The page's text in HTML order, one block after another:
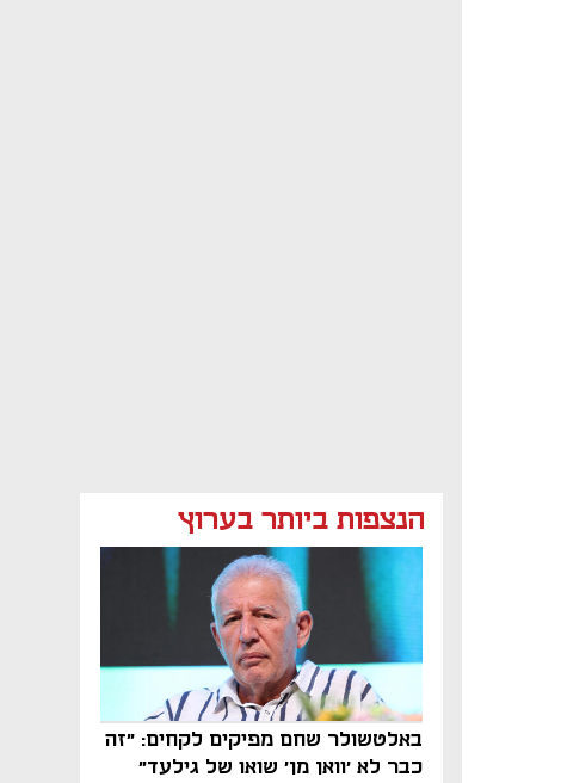
הנצפות ביותר בערוץ
באלטשולר שחם מפיקים לקחים: "זה
כבר לא 'וואן מן' שואו של גילעד"